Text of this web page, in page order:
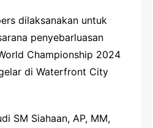
dilaksanakan untuk
penyebarluasan
Championship 2024
di Waterfront City
SM Siahaan, AP, MM,